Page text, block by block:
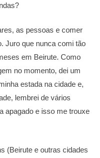
as pessoas e comer
Juro que nunca comi tão
em Beirute. Como
no momento, dei um
estada na cidade e,
lembrei de vários
apagado e isso me trouxe
(Beirute e outras cidades